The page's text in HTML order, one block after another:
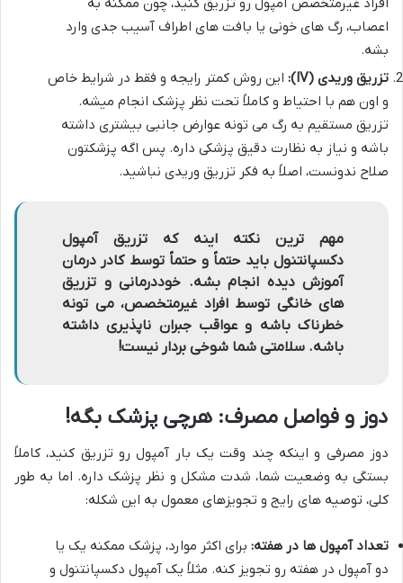
اعصاب، رگ های خونی یا بافت های اطراف آسیب جدی وارد
بشه.
تزریق وریدی (IV):
این روش کمتر رایجه و فقط در شرایط خاص
و اون هم با احتیاط و کاملاً تحت نظر پزشک انجام میشه.
تزریق مستقیم به رگ می تونه عوارض جانبی بیشتری داشته
باشه و نیاز به نظارت دقیق پزشکی داره. پس اگه پزشکتون
صلاح ندونست، اصلاً به فکر تزریق وریدی نباشید.
مهم ترین نکته اینه که تزریق آمپول
دکسپانتنول باید حتماً و حتماً توسط کادر درمان
آموزش دیده انجام بشه. خوددرمانی و تزریق
های خانگی توسط افراد غیرمتخصص، می تونه
خطرناک باشه و عواقب جبران ناپذیری داشته
باشه. سلامتی شما شوخی بردار نیست!
دوز و فواصل مصرف: هرچی پزشک بگه!
دوز مصرفی و اینکه چند وقت یک بار آمپول رو تزریق کنید، کاملاً
بستگی به وضعیت شما، شدت مشکل و نظر پزشک داره. اما به طور
کلی، توصیه های رایج و تجویزهای معمول به این شکله:
تعداد آمپول ها در هفته: برای اکثر موارد، پزشک ممکنه یک یا
دو آمپول در هفته رو تجویز کنه. مثلاً یک آمپول دکسپانتنول و